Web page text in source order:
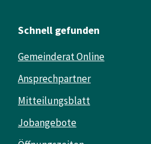
Schnell gefunden
Gemeinderat Online
Ansprechpartner
Mitteilungsblatt
Jobangebote